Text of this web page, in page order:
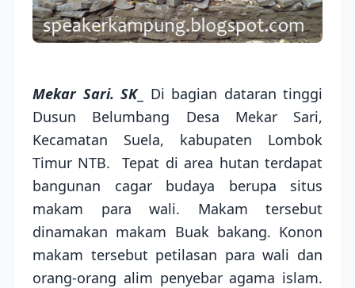
Mekar Sari. SK_ Di bagian dataran tinggi
Dusun Belumbang Desa Mekar Sari,
Kecamatan Suela, kabupaten Lombok
Timur NTB. Tepat di area hutan terdapat
bangunan cagar budaya berupa situs
makam para wali. Makam tersebut
dinamakan makam Buak bakang. Konon
makam tersebut petilasan para wali dan
orang-orang alim penyebar agama islam.